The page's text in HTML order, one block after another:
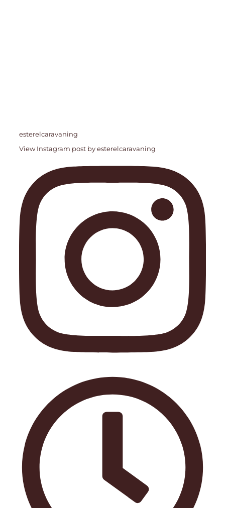
esterelcaravaning
View Instagram post by esterelcaravaning